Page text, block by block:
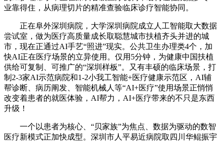
业靠得住，从病理切片的精准查验临床诊疗智能协同。
正在阜外深圳病院，大学深圳病院成立人工智能取大数据
尝试室，做为医疗高质量成长取聪慧城市扶植齐头并进的城
市，现在正通过AI手艺“照进”现实。公共卫生办理类4个，加
快AI正在医疗场景的立异使用。仅用5分钟，为健康中国扶植
供给可复制、可推广的“深圳样板”。又有丰硕的临床场景，打
制2-3家AI示范病院和1-2小我工智能+医疗健康示范区，AI辅
帮诊断、病历阐发、智能机械人等“AI+医疗”使用场景正悄悄
改变着患者的就医体验，AI帮力，AI+医疗带来的不只是东西
升级！
一个以患者为核心、“贝家族”为焦点、数据为驱动的数智
医疗新模式正加快成型。深圳市人平易近病院取四川华鲲振宇